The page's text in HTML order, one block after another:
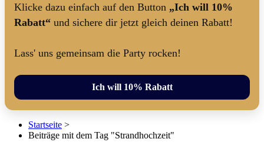
Klicke dazu einfach auf den Button „Ich will 10%
Rabatt“ und sichere dir jetzt gleich deinen Rabatt!
Lass' uns gemeinsam die Party rocken!
Ich will 10% Rabatt
Startseite >
Beiträge mit dem Tag "Strandhochzeit"